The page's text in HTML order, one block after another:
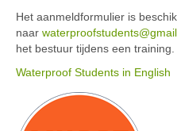
Het aanmeldformulier is
naar
het bestuur tijdens een training.
Waterproof Students in English